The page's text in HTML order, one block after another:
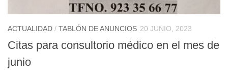
ACTUALIDAD / TABLÓN DE ANUNCIOS 20 JUNIO, 2023
Citas para consultorio médico en el mes de
junio